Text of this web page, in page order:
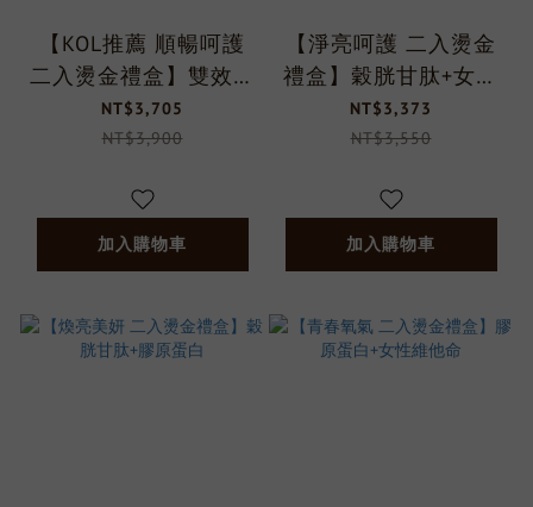
【KOL推薦 順暢呵護
二入燙金禮盒】雙效女
性私密益生菌*2
NT$3,705
NT$3,900
加入購物車
【淨亮呵護 二入燙金
禮盒】穀胱甘肽+女性
益生菌
NT$3,373
NT$3,550
加入購物車